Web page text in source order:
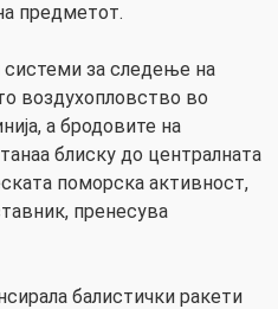
предметот.
системи за следење на
воздухопловство во
а бродовите на
блиску до централната
поморска активност,
пренесува
балистички ракети